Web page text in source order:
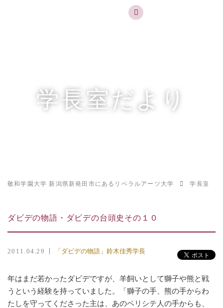
学長室だより
敬和学園大学 新潟県新発田市にあるリベラルアーツ大学 学長室だ
ダビデの物語・ダビデの台頭史その１０
2011.04.29 「ダビデの物語」鈴木佳秀学長
年はまだ若かったダビデですが、羊飼いとして獅子や熊と戦
うという経験を持っていました。「獅子の手、熊の手からわ
たしを守ってくださった主は、あのペリシテ人の手からも、